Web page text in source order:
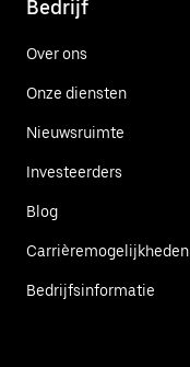
Bedrijf
Over ons
Onze diensten
Nieuwsruimte
Investeerders
Blog
Carrièremogelijkheden
Bedrijfsinformatie